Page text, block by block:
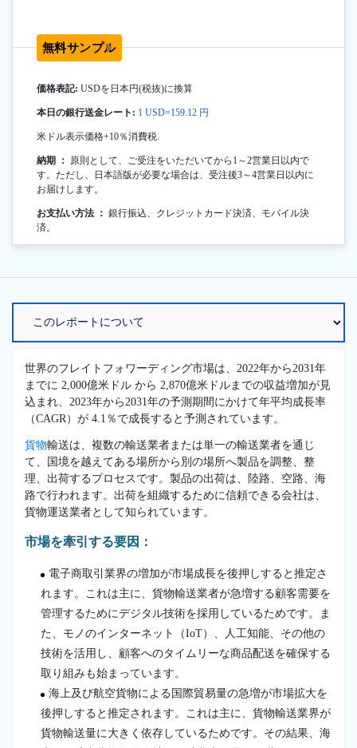
無料サンプル
価格表記: USDを日本円(税抜)に換算
本日の銀行送金レート: 1 USD=159.12 円
米ドル表示価格+10％消費税.
納期 ： 原則として、ご受注をいただいてから1～2営業日以内で
す。ただし、日本語版が必要な場合は、受注後3～4営業日以内に
お届けします。
お支払い方法 ： 銀行振込、クレジットカード決済、モバイル決
済。
世界のフレイトフォワーディング市場は、2022年から2031年
までに 2,000億米ドル から 2,870億米ドルまでの収益増加が見
込まれ、2023年から2031年の予測期間にかけて年平均成長率
（CAGR）が 4.1％で成長すると予測されています。
貨物輸送は、複数の輸送業者または単一の輸送業者を通じ
て、国境を越えてある場所から別の場所へ製品を調整、整
理、出荷するプロセスです。製品の出荷は、陸路、空路、海
路で行われます。出荷を組織するために信頼できる会社は、
貨物運送業者として知られています。
市場を牽引する要因：
電子商取引業界の増加が市場成長を後押しすると推定さ
れます。これは主に、貨物輸送業者が急増する顧客需要を
管理するためにデジタル技術を採用しているためです。ま
た、モノのインターネット（IoT）、人工知能、その他の
技術を活用し、顧客へのタイムリーな商品配送を確保する
取り組みも始まっています。
海上及び航空貨物による国際貿易量の急増が市場拡大を
後押しすると推定されます。これは主に、貨物輸送業界が
貨物輸送量に大きく依存しているためです。その結果、海